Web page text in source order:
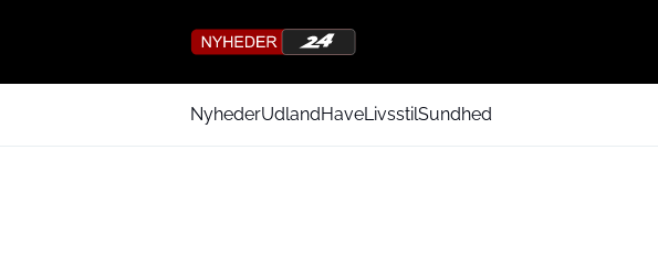
NyhederUdlandHaveLivsstilSundhed